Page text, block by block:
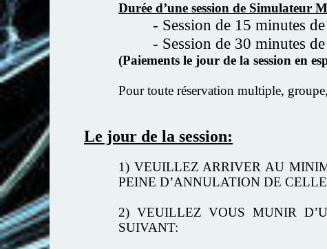
Durée d’une session de Simulateur
- Session de 15 minutes
- Session de 30 minutes
(Paiements le jour de la session en
Pour toute réservation multiple,
Le jour de la session:
1) VEUILLEZ ARRIVER AU
PEINE D’ANNULATION DE
2) VEUILLEZ VOUS MUNIR
SUIVANT: